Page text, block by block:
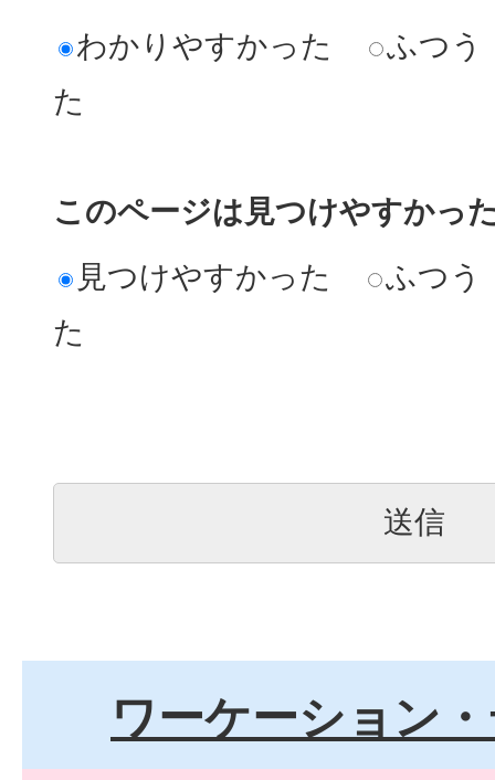
わかりやすかった
ふつう
た
このページは見つけやすかっ
見つけやすかった
ふつう
た
ワーケーション